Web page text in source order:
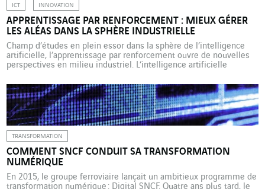
ICT INNOVATION
APPRENTISSAGE PAR RENFORCEMENT : MIEUX GÉRER
LES ALÉAS DANS LA SPHÈRE INDUSTRIELLE
Champ d’études en plein essor dans la sphère de l’intelligence
artificielle, l’apprentissage par renforcement ouvre de nouvelles
perspectives en milieu industriel. L’intelligence artificielle
l’apprentissage automatique (machine learning) utilisait
jusqu’alors, et utilise encore largement, une méthode consistant à
répertorier des données en entrée et des données attendues en
[…]
TRANSFORMATION
COMMENT SNCF CONDUIT SA TRANSFORMATION
NUMÉRIQUE
En 2015, le groupe ferroviaire lançait un ambitieux programme de
transformation numérique : Digital SNCF. Quatre ans plus tard, le